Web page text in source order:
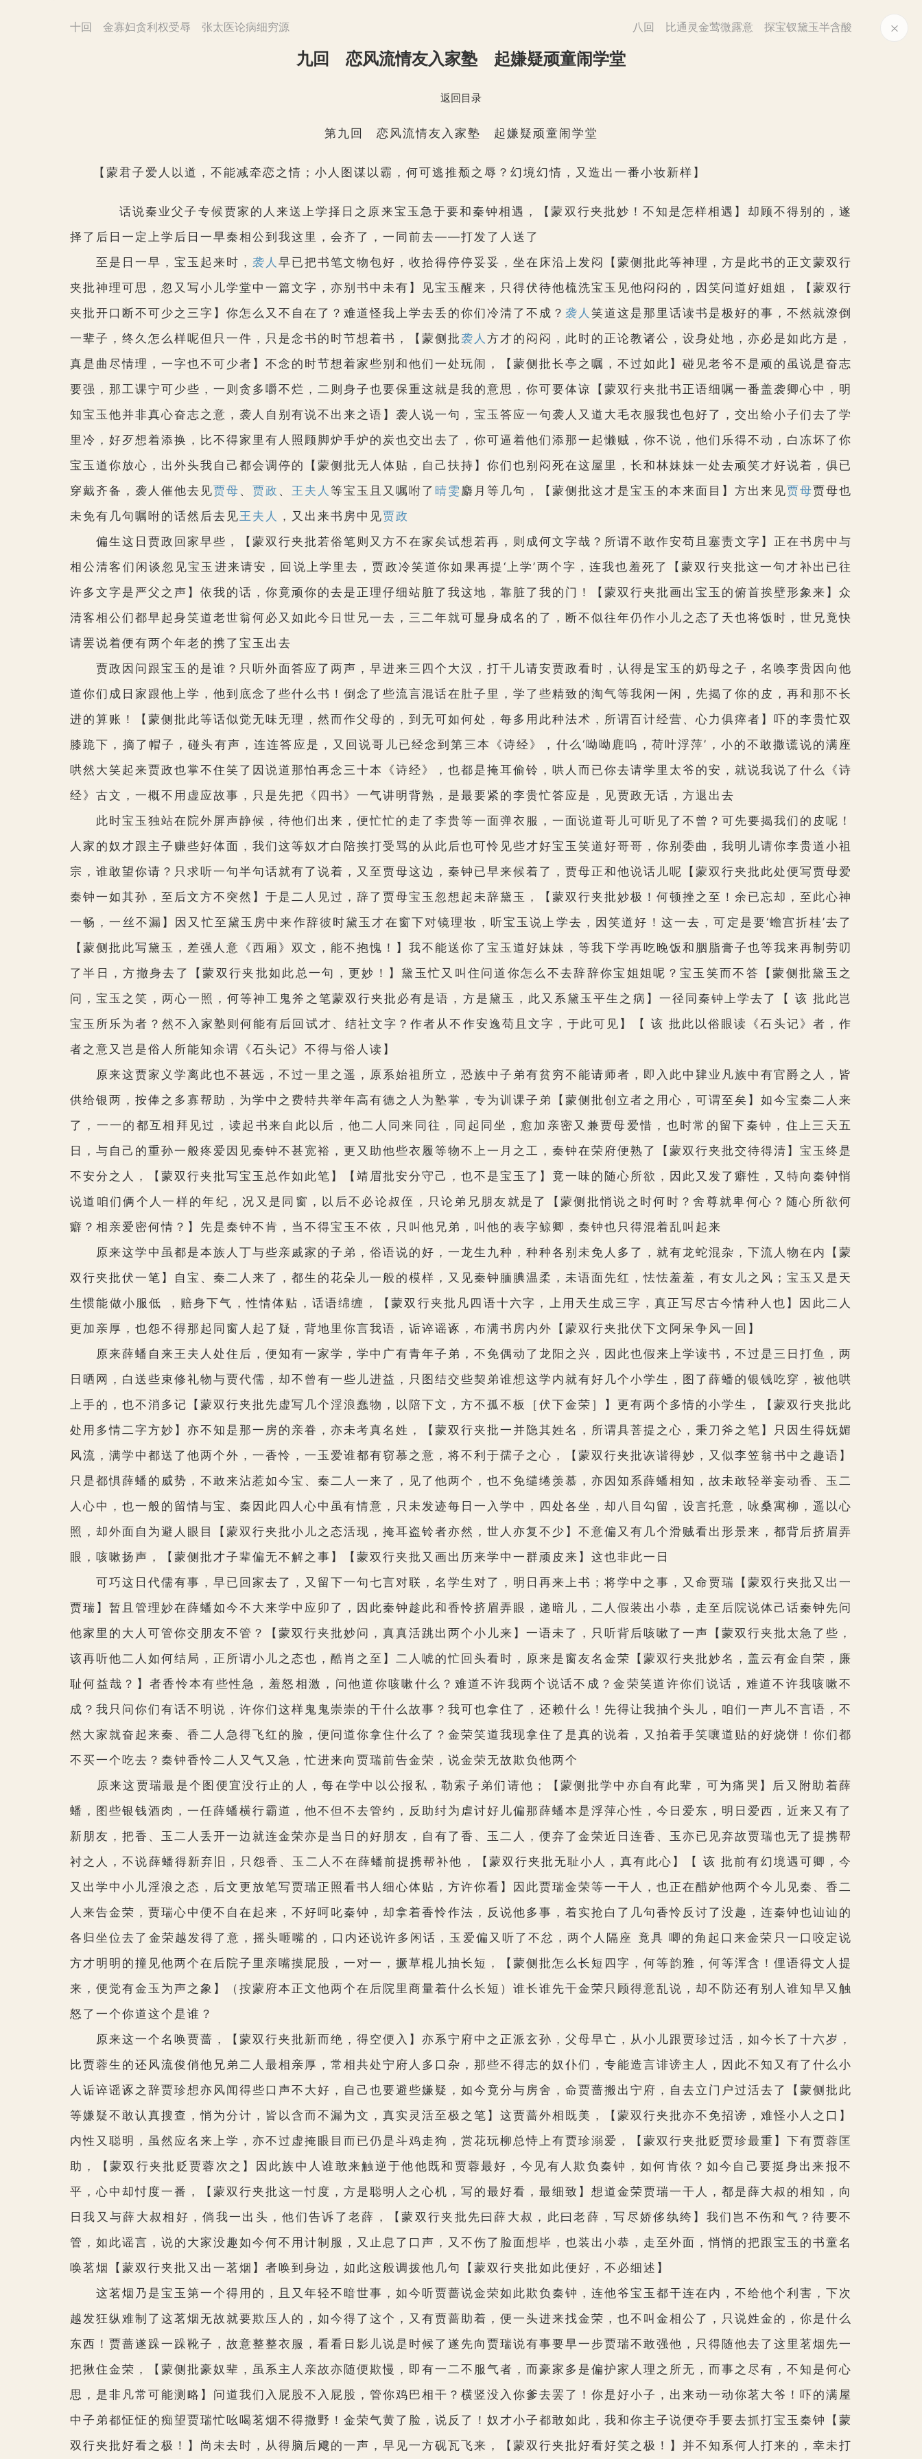
十回 金寡妇贪利权受辱 张太医论病细穷源 八回 比通灵金莺微露意 探宝钗黛玉半含酸
九回 恋风流情友入家塾 起嫌疑顽童闹学堂
返回目录
第九回 恋风流情友入家塾 起嫌疑顽童闹学堂
【蒙君子爱人以道，不能减牵恋之情；小人图谋以霸，何可逃推颓之辱？幻境幻情，又造出一番小妆新样】
话说秦业父子专候贾家的人来送上学择日之原来宝玉急于要和秦钟相遇， 【蒙双行夹批妙！不知是怎样相遇】 却顾不得别的，遂
择了后日一定上学后日一早秦相公到我这里，会齐了，一同前去――打发了人送了
至是日一早，宝玉起来时， 袭人 早已把书笔文物包好，收拾得停停妥妥，坐在床沿上发闷
【蒙侧批此等神理，方是此书的正文蒙双行
夹批神理可思，忽又写小儿学堂中一篇文字，亦别书中未有】
见宝玉醒来，只得伏待他梳洗宝玉见他闷闷的，因笑问道好姐姐，
【蒙双行
夹批开口断不可少之三字】 你怎么又不自在了？难道怪我上学去丢的你们冷清了不成？ 袭人 笑道这是那里话读书是极好的事，不然就潦倒
一辈子，终久怎么样呢但只一件，只是念书的时节想着书，
【蒙侧批 袭人 方才的闷闷，此时的正论教诸公，设身处地，亦必是如此方是，
真是曲尽情理，一字也不可少者】 不念的时节想着家些别和他们一处玩闹， 【蒙侧批长亭之嘱，不过如此】 碰见老爷不是顽的虽说是奋志
要强，那工课宁可少些，一则贪多嚼不烂，二则身子也要保重这就是我的意思，你可要体谅 【蒙双行夹批书正语细嘱一番盖袭卿心中，明
知宝玉他并非真心奋志之意，袭人自别有说不出来之语】 袭人说一句，宝玉答应一句袭人又道大毛衣服我也包好了，交出给小子们去了学
里冷，好歹想着添换，比不得家里有人照顾脚炉手炉的炭也交出去了，你可逼着他们添那一起懒贼，你不说，他们乐得不动，白冻坏了你
宝玉道你放心，出外头我自己都会调停的
【蒙侧批无人体贴，自己扶持】 你们也别闷死在这屋里，长和林妹妹一处去顽笑才好说着，俱已
穿戴齐备，袭人催他去见贾母 、 贾政 、 王夫人 等宝玉且又嘱咐了 晴雯 麝月等几句， 【蒙侧批这才是宝玉的本来面目】 方出来见贾母贾母也
未免有几句嘱咐的话然后去见王夫人 ，又出来书房中见贾政
偏生这日贾政回家早些，
【蒙双行夹批若俗笔则又方不在家矣试想若再，则成何文字哉？所谓不敢作安苟且塞责文字】 正在书房中与
相公清客们闲谈忽见宝玉进来请安，回说上学里去，贾政冷笑道你如果再提‘上学’两个字，连我也羞死了
【蒙双行夹批这一句才补出已往
许多文字是严父之声】 依我的话，你竟顽你的去是正理仔细站脏了我这地，靠脏了我的门！ 【蒙双行夹批画出宝玉的俯首挨壁形象来】 众
清客相公们都早起身笑道老世翁何必又如此今日世兄一去，三二年就可显身成名的了，断不似往年仍作小儿之态了天也将饭时，世兄竟快
请罢说着便有两个年老的携了宝玉出去
贾政因问跟宝玉的是谁？只听外面答应了两声，早进来三四个大汉，打千儿请安贾政看时，认得是宝玉的奶母之子，名唤李贵因向他
道你们成日家跟他上学，他到底念了些什么书！倒念了些流言混话在肚子里，学了些精致的淘气等我闲一闲，先揭了你的皮，再和那不长
进的算账！
【蒙侧批此等话似觉无味无理，然而作父母的，到无可如何处，每多用此种法术，所谓百计经营、心力俱瘁者】 吓的李贵忙双
膝跪下，摘了帽子，碰头有声，连连答应是，又回说哥儿已经念到第三本《诗经》，什么‘呦呦鹿呜，荷叶浮萍’，小的不敢撒谎说的满座
哄然大笑起来贾政也掌不住笑了因说道那怕再念三十本《诗经》，也都是掩耳偷铃，哄人而已你去请学里太爷的安，就说我说了什么《诗
经》古文，一概不用虚应故事，只是先把《四书》一气讲明背熟，是最要紧的李贵忙答应是，见贾政无话，方退出去
此时宝玉独站在院外屏声静候，待他们出来，便忙忙的走了李贵等一面弹衣服，一面说道哥儿可听见了不曾？可先要揭我们的皮呢！
人家的奴才跟主子赚些好体面，我们这等奴才白陪挨打受骂的从此后也可怜见些才好宝玉笑道好哥哥，你别委曲，我明儿请你李贵道小祖
宗，谁敢望你请？只求听一句半句话就有了说着，又至贾母这边，秦钟已早来候着了，贾母正和他说话儿呢 【蒙双行夹批此处便写贾母爱
秦钟一如其孙，至后文方不突然】 于是二人见过，辞了贾母宝玉忽想起未辞黛玉，
【蒙双行夹批妙极！何顿挫之至！余已忘却，至此心神
一畅，一丝不漏】 因又忙至黛玉房中来作辞彼时黛玉才在窗下对镜理妆，听宝玉说上学去，因笑道好！这一去，可定是要‘蟾宫折桂’去了
【蒙侧批此写黛玉，差强人意《西厢》双文，能不抱愧！】 我不能送你了宝玉道好妹妹，等我下学再吃晚饭和胭脂膏子也等我来再制劳叨
了半日，方撤身去了
【蒙双行夹批如此总一句，更妙！】黛玉忙又叫住问道你怎么不去辞辞你宝姐姐呢？宝玉笑而不答
【蒙侧批黛玉之
问，宝玉之笑，两心一照，何等神工鬼斧之笔蒙双行夹批必有是语，方是黛玉，此又系黛玉平生之病】 一径同秦钟上学去了
【 该 批此岂
宝玉所乐为者？然不入家塾则何能有后回试才、结社文字？作者从不作安逸苟且文字，于此可见】【 该 批此以俗眼读《石头记》者，作
者之意又岂是俗人所能知余谓《石头记》不得与俗人读】
原来这贾家义学离此也不甚远，不过一里之遥，原系始祖所立，恐族中子弟有贫穷不能请师者，即入此中肄业凡族中有官爵之人，皆
供给银两，按俸之多寡帮助，为学中之费特共举年高有德之人为塾掌，专为训课子弟
【蒙侧批创立者之用心，可谓至矣】 如今宝秦二人来
了，一一的都互相拜见过，读起书来自此以后，他二人同来同往，同起同坐，愈加亲密又兼贾母爱惜，也时常的留下秦钟，住上三天五
日，与自己的重孙一般疼爱因见秦钟不甚宽裕，更又助他些衣履等物不上一月之工，秦钟在荣府便熟了
【蒙双行夹批交待得清】 宝玉终是
不安分之人，
【蒙双行夹批写宝玉总作如此笔】【靖眉批安分守己，也不是宝玉了】 竟一味的随心所欲，因此又发了癖性，又特向秦钟悄
说道咱们俩个人一样的年纪，况又是同窗，以后不必论叔侄，只论弟兄朋友就是了
【蒙侧批悄说之时何时？舍尊就卑何心？随心所欲何
癖？相亲爱密何情？】 先是秦钟不肯，当不得宝玉不依，只叫他兄弟，叫他的表字鲸卿，秦钟也只得混着乱叫起来
原来这学中虽都是本族人丁与些亲戚家的子弟，俗语说的好，一龙生九种，种种各别未免人多了，就有龙蛇混杂，下流人物在内
【蒙
双行夹批伏一笔】 自宝、秦二人来了，都生的花朵儿一般的模样，又见秦钟腼腆温柔，未语面先红，怯怯羞羞，有女儿之风；宝玉又是天
生惯能做小服低 ，赔身下气，性情体贴，话语绵缠，
【蒙双行夹批凡四语十六字，上用天生成三字，真正写尽古今情种人也】 因此二人
更加亲厚，也怨不得那起同窗人起了疑，背地里你言我语，诟谇谣诼，布满书房内外 【蒙双行夹批伏下文阿呆争风一回】
原来薛蟠自来王夫人处住后，便知有一家学，学中广有青年子弟，不免偶动了龙阳之兴，因此也假来上学读书，不过是三日打鱼，两
日晒网，白送些束修礼物与贾代儒，却不曾有一些儿进益，只图结交些契弟谁想这学内就有好几个小学生，图了薛蟠的银钱吃穿，被他哄
上手的，也不消多记 【蒙双行夹批先虚写几个淫浪蠢物，以陪下文，方不孤不板［伏下金荣］】 更有两个多情的小学生，
【蒙双行夹批此
处用多情二字方妙】 亦不知是那一房的亲眷，亦未考真名姓， 【蒙双行夹批一并隐其姓名，所谓具菩提之心，秉刀斧之笔】 只因生得妩媚
风流，满学中都送了他两个外，一香怜，一玉爱谁都有窃慕之意，将不利于孺子之心，
【蒙双行夹批诙谐得妙，又似李笠翁书中之趣语】
只是都惧薛蟠的威势，不敢来沾惹如今宝、秦二人一来了，见了他两个，也不免缱绻羡慕，亦因知系薛蟠相知，故未敢轻举妄动香、玉二
人心中，也一般的留情与宝、秦因此四人心中虽有情意，只未发迹每日一入学中，四处各坐，却八目勾留，设言托意，咏桑寓柳，遥以心
照，却外面自为避人眼目
【蒙双行夹批小儿之态活现，掩耳盗铃者亦然，世人亦复不少】 不意偏又有几个滑贼看出形景来，都背后挤眉弄
眼，咳嗽扬声，
【蒙侧批才子辈偏无不解之事】【蒙双行夹批又画出历来学中一群顽皮来】 这也非此一日
可巧这日代儒有事，早已回家去了，又留下一句七言对联，名学生对了，明日再来上书；将学中之事，又命贾瑞 【蒙双行夹批又出一
贾瑞】 暂且管理妙在薛蟠如今不大来学中应卯了，因此秦钟趁此和香怜挤眉弄眼，递暗儿，二人假装出小恭，走至后院说体己话秦钟先问
他家里的大人可管你交朋友不管？
【蒙双行夹批妙问，真真活跳出两个小儿来】 一语未了，只听背后咳嗽了一声 【蒙双行夹批太急了些，
该再听他二人如何结局，正所谓小儿之态也，酷肖之至】 二人唬的忙回头看时，原来是窗友名金荣 【蒙双行夹批妙名，盖云有金自荣，廉
耻何益哉？】 者香怜本有些性急，羞怒相激，问他道你咳嗽什么？难道不许我两个说话不成？金荣笑道许你们说话，难道不许我咳嗽不
成？我只问你们有话不明说，许你们这样鬼鬼崇崇的干什么故事？我可也拿住了，还赖什么！先得让我抽个头儿，咱们一声儿不言语，不
然大家就奋起来秦、香二人急得飞红的脸，便问道你拿住什么了？金荣笑道我现拿住了是真的说着，又拍着手笑嚷道贴的好烧饼！你们都
不买一个吃去？秦钟香怜二人又气又急，忙进来向贾瑞前告金荣，说金荣无故欺负他两个
原来这贾瑞最是个图便宜没行止的人，每在学中以公报私，勒索子弟们请他；
【蒙侧批学中亦自有此辈，可为痛哭】 后又附助着薛
蟠，图些银钱酒肉，一任薛蟠横行霸道，他不但不去管约，反助纣为虐讨好儿偏那薛蟠本是浮萍心性，今日爱东，明日爱西，近来又有了
新朋友，把香、玉二人丢开一边就连金荣亦是当日的好朋友，自有了香、玉二人，便弃了金荣近日连香、玉亦已见弃故贾瑞也无了提携帮
衬之人，不说薛蟠得新弃旧，只怨香、玉二人不在薛蟠前提携帮补他，
【蒙双行夹批无耻小人，真有此心】【 该 批前有幻境遇可卿，今
又出学中小儿淫浪之态，后文更放笔写贾瑞正照看书人细心体贴，方许你看】 因此贾瑞金荣等一干人，也正在醋妒他两个今儿见秦、香二
人来告金荣，贾瑞心中便不自在起来，不好呵叱秦钟，却拿着香怜作法，反说他多事，着实抢白了几句香怜反讨了没趣，连秦钟也讪讪的
各归坐位去了金荣越发得了意，摇头咂嘴的，口内还说许多闲话，玉爱偏又听了不忿，两个人隔座 竟具 唧的角起口来金荣只一口咬定说
方才明明的撞见他两个在后院子里亲嘴摸屁股，一对一，撅草棍儿抽长短，
【蒙侧批怎么长短四字，何等韵雅，何等浑含！俚语得文人提
来，便觉有金玉为声之象】
（按蒙府本正文他两个在后院里商量着什么长短）谁长谁先干金荣只顾得意乱说，却不防还有别人谁知早又触
怒了一个你道这个是谁？
原来这一个名唤贾蔷，
【蒙双行夹批新而绝，得空便入】 亦系宁府中之正派玄孙，父母早亡，从小儿跟贾珍过活，如今长了十六岁，
比贾蓉生的还风流俊俏他兄弟二人最相亲厚，常相共处宁府人多口杂，那些不得志的奴仆们，专能造言诽谤主人，因此不知又有了什么小
人诟谇谣诼之辞贾珍想亦风闻得些口声不大好，自己也要避些嫌疑，如今竟分与房舍，命贾蔷搬出宁府，自去立门户过活去了
【蒙侧批此
等嫌疑不敢认真搜查，悄为分计，皆以含而不漏为文，真实灵活至极之笔】 这贾蔷外相既美，
【蒙双行夹批亦不免招谤，难怪小人之口】
内性又聪明，虽然应名来上学，亦不过虚掩眼目而已仍是斗鸡走狗，赏花玩柳总恃上有贾珍溺爱，
【蒙双行夹批贬贾珍最重】 下有贾蓉匡
助，
【蒙双行夹批贬贾蓉次之】
因此族中人谁敢来触逆于他他既和贾蓉最好，今见有人欺负秦钟，如何肯依？如今自己要挺身出来报不
平，心中却忖度一番，
【蒙双行夹批这一忖度，方是聪明人之心机，写的最好看，最细致】 想道金荣贾瑞一干人，都是薛大叔的相知，向
日我又与薛大叔相好，倘我一出头，他们告诉了老薛，
【蒙双行夹批先曰薛大叔，此曰老薛，写尽娇侈纨绔】 我们岂不伤和气？待要不
管，如此谣言，说的大家没趣如今何不用计制服，又止息了口声，又不伤了脸面想毕，也装出小恭，走至外面，悄悄的把跟宝玉的书童名
唤茗烟
【蒙双行夹批又出一茗烟】 者唤到身边，如此这般调拨他几句
【蒙双行夹批如此便好，不必细述】
这茗烟乃是宝玉第一个得用的，且又年轻不暗世事，如今听贾蔷说金荣如此欺负秦钟，连他爷宝玉都干连在内，不给他个利害，下次
越发狂纵难制了这茗烟无故就要欺压人的，如今得了这个，又有贾蔷助着，便一头进来找金荣，也不叫金相公了，只说姓金的，你是什么
东西！贾蔷遂跺一跺靴子，故意整整衣服，看看日影儿说是时候了遂先向贾瑞说有事要早一步贾瑞不敢强他，只得随他去了这里茗烟先一
把揪住金荣，
【蒙侧批豪奴辈，虽系主人亲故亦随便欺慢，即有一二不服气者，而豪家多是偏护家人理之所无，而事之尽有，不知是何心
思，是非凡常可能测略】 问道我们入屁股不入屁股，管你鸡巴相干？横竖没入你爹去罢了！你是好小子，出来动一动你茗大爷！吓的满屋
中子弟都怔怔的痴望贾瑞忙吆喝茗烟不得撒野！金荣气黄了脸，说反了！奴才小子都敢如此，我和你主子说便夺手要去抓打宝玉秦钟
【蒙
双行夹批好看之极！】 尚未去时，从得脑后飕的一声，早见一方砚瓦飞来， 【蒙双行夹批好看好笑之极！】 并不知系何人打来的，幸未打